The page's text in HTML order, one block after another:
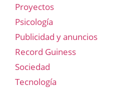
Proyectos
Psicología
Publicidad y anuncios
Record Guiness
Sociedad
Tecnología